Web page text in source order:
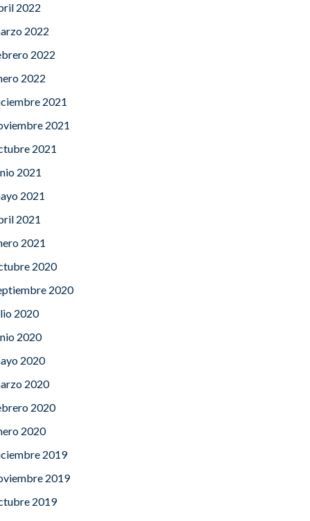
2022
2022
2022
2022
2021
2021
2021
2021
2021
2021
2021
2020
2020
2020
2020
2020
2020
2020
2020
2019
2019
2019